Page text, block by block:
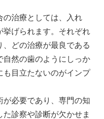
の治療としては、入れ
挙げられます。それぞれ
どの治療が最良である
自然の歯のようにしっか
も目立たないのがインプ
が必要であり、専門の知
診察や診断が欠かせま